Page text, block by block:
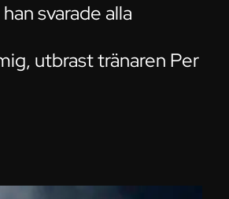
svarade alla
utbrast tränaren Per